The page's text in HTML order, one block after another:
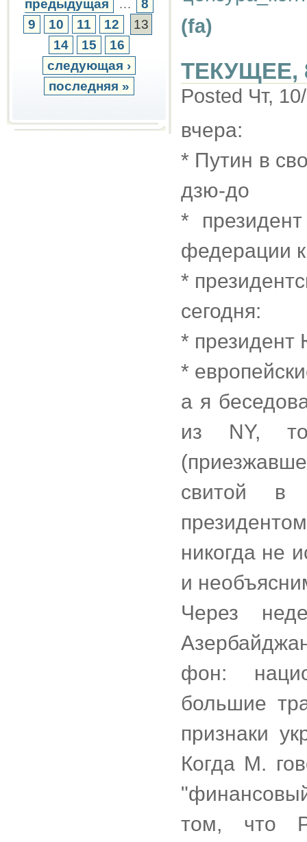
предыдущая …
8
9
10 11 12
13
14
15
16
следующая ›
последняя »
(fa)
ТЕКУЩЕЕ,
Posted Чт,
вчера:
* Путин в
дзю-до
*
федерации
*
сегодня:
* президент
*
а я
из NY,
свитой
никогда не
и
Через
фон:
большие
признаки
Когда М.
том, что